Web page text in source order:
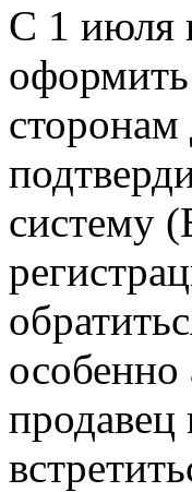
С 1 июля
систему
особенно
продавец